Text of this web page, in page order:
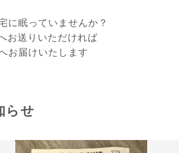
に眠っていませんか？
お送りいただければ
お届けいたします
らせ